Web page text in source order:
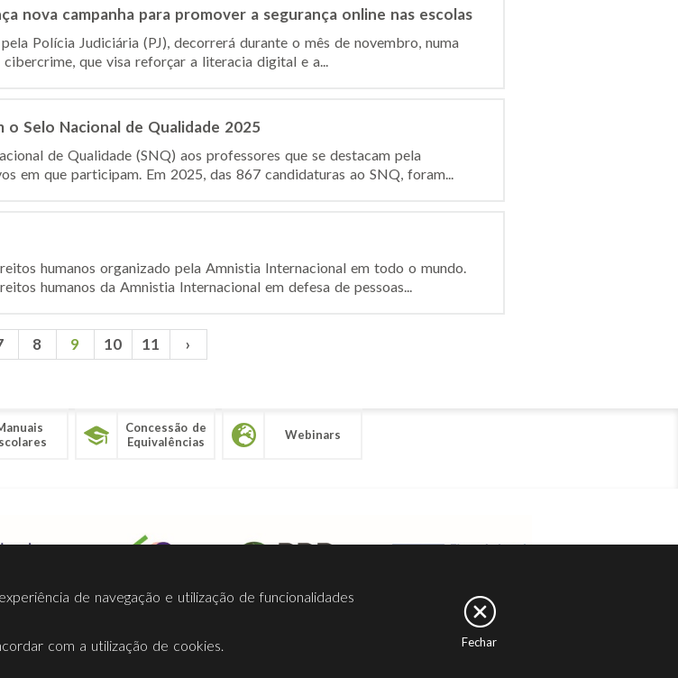
nova campanha para promover a segurança online nas escolas
Polícia Judiciária (PJ), decorrerá durante o mês de novembro, numa
que visa reforçar a literacia digital e a...
Selo Nacional de Qualidade 2025
de Qualidade (SNQ) aos professores que se destacam pela
em que participam. Em 2025, das 867 candidaturas ao SNQ, foram...
humanos organizado pela Amnistia Internacional em todo o mundo.
humanos da Amnistia Internacional em defesa de pessoas...
8 9 10 11 ›
Concessão de
Equivalências
Webinars
Contactos Ligações Facebook
de navegação e utilização de funcionalidades
com a utilização de cookies.
Fechar